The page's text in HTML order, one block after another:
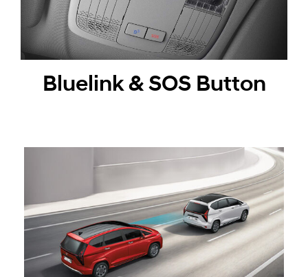
Bluelink & SOS Button